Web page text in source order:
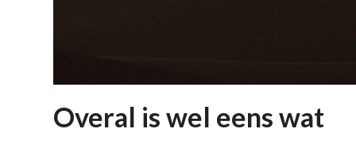
Overal is wel eens wat